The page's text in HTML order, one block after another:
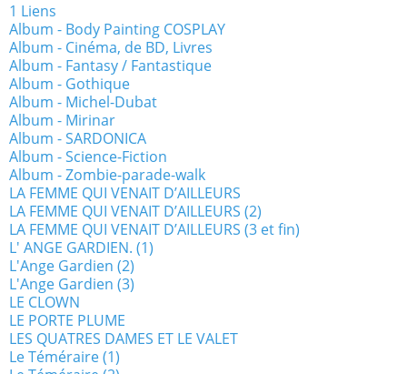
1 Liens
Album - Body Painting COSPLAY
Album - Cinéma, de BD, Livres
Album - Fantasy / Fantastique
Album - Gothique
Album - Michel-Dubat
Album - Mirinar
Album - SARDONICA
Album - Science-Fiction
Album - Zombie-parade-walk
LA FEMME QUI VENAIT D’AILLEURS
LA FEMME QUI VENAIT D’AILLEURS (2)
LA FEMME QUI VENAIT D’AILLEURS (3 et fin)
L' ANGE GARDIEN. (1)
L'Ange Gardien (2)
L'Ange Gardien (3)
LE CLOWN
LE PORTE PLUME
LES QUATRES DAMES ET LE VALET
Le Téméraire (1)